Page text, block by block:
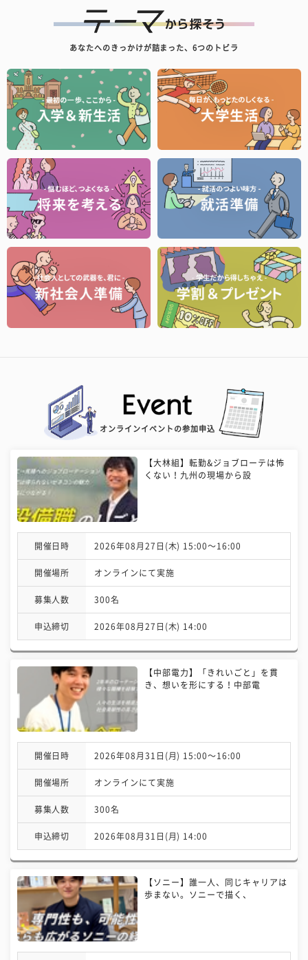
あなたへのきっかけが詰まった、6つのトビラ
オンラインイベントの参加申込
【大林組】転勤&ジョブローテは怖
くない！九州の現場から設
開催日時 2026年08月27日(木) 15:00〜16:00
開催場所 オンラインにて実施
募集人数 300名
申込締切 2026年08月27日(木) 14:00
【中部電力】「きれいごと」を貫
き、想いを形にする！中部電
開催日時 2026年08月31日(月) 15:00〜16:00
開催場所 オンラインにて実施
募集人数 300名
申込締切 2026年08月31日(月) 14:00
【ソニー】誰一人、同じキャリアは
歩まない。ソニーで描く、